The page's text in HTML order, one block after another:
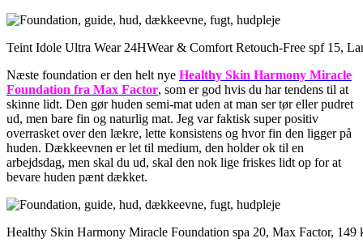
Teint Idole Ultra Wear 24HWear & Comfort Retouch-Free spf 15,
Næste foundation er den helt nye Healthy Skin Harmony Miracle
Foundation fra Max Factor, som er god hvis du har tendens til at
skinne lidt. Den gør huden semi-mat uden at man ser tør eller pudret
ud, men bare fin og naturlig mat. Jeg var faktisk super positiv
overrasket over den lækre, lette konsistens og hvor fin den ligger på
huden. Dækkeevnen er let til medium, den holder ok til en
arbejdsdag, men skal du ud, skal den nok lige friskes lidt op for at
bevare huden pænt dækket.
Healthy Skin Harmony Miracle Foundation spa 20, Max Factor, 149